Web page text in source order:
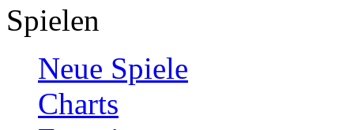
Spielen
Neue Spiele
Charts